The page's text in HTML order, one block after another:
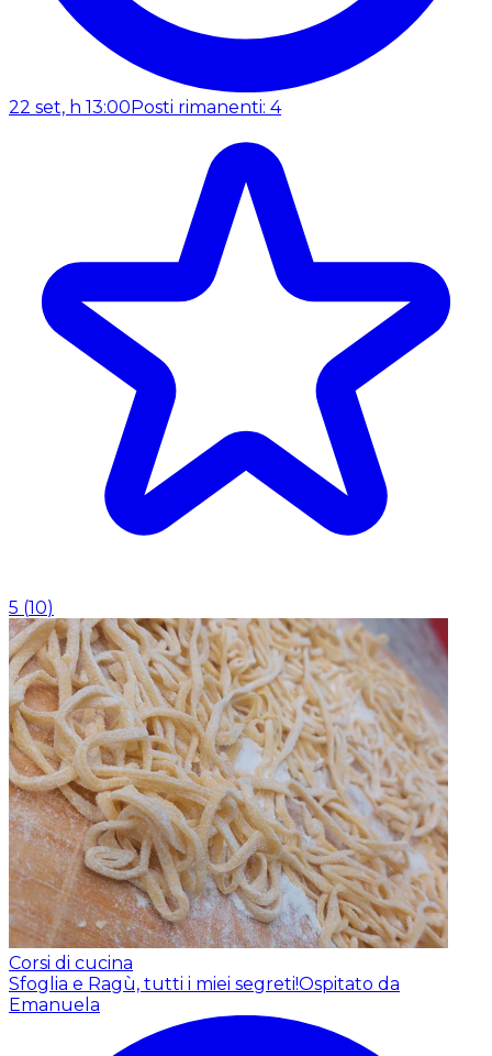
22 set, h 13:00Posti rimanenti: 4
5 (10)
Corsi di cucina
Sfoglia e Ragù, tutti i miei segreti!Ospitato da
Emanuela